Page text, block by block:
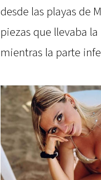
desde las playas de
piezas que llevaba
mientras la parte